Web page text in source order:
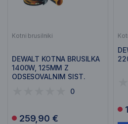
Kotni brusilniki
DEWALT KOTNA BRUSILKA
1400W, 125MM Z
ODSESOVALNIM SIST.
0
259,90 €